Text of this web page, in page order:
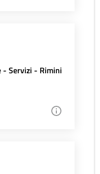
- Servizi - Rimini